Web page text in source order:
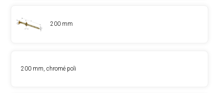
200 mm
200 mm, chromé poli